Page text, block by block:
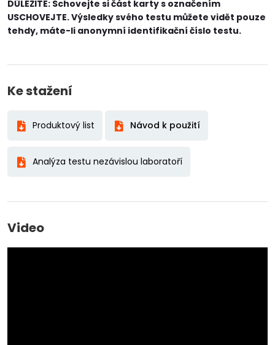
DŮLEŽITÉ: Schovejte si část karty s označením
USCHOVEJTE. Výsledky svého testu můžete vidět pouze
tehdy, máte-li anonymní identifikační číslo testu.
Ke stažení
Produktový list Návod k použití
Analýza testu nezávislou laboratoří
Video